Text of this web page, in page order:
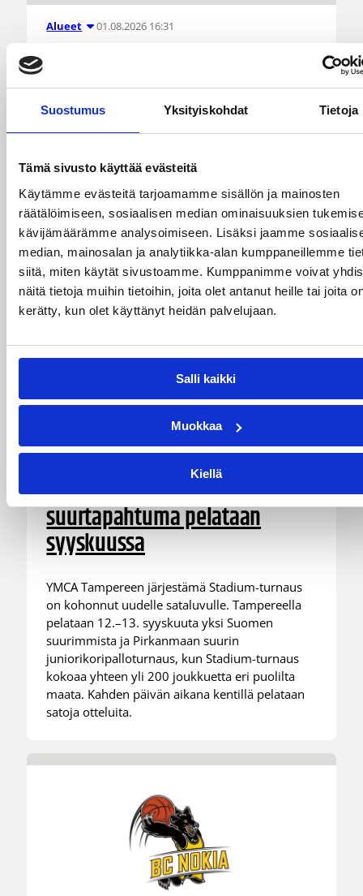
Suostumus Yksityiskohdat Tietoja
Tämä sivusto käyttää evästeitä
Käytämme evästeitä tarjoamamme sisällön ja mainosten
räätälöimiseen, sosiaalisen median ominaisuuksien
kävijämäärämme analysoimiseen. Lisäksi jaamme
median, mainosalan ja analytiikka-alan kumppaneillemme
siitä, miten käytät sivustoamme. Kumppanimme voivat
näitä tietoja muihin tietoihin, joita olet antanut heille tai joita
kerätty, kun olet käyttänyt heidän palvelujaan.
Salli kaikki
Muokkaa
Kiellä
Alueet 01.08.2026 16:31
toiminnanjohtajaksi
BC Nokian toiminnanjohtajana toimii kauden
Alueet 28.07.2026 16:04
Stadium-turnaukseen
Tampereelle yli 200 joukkuetta
– juniorikoripallon
suurtapahtuma pelataan
syyskuussa
YMCA Tampereen järjestämä Stadium-turnaus
on kohonnut uudelle sataluvulle. Tampereella
pelataan 12.–13. syyskuuta yksi Suomen
suurimmista ja Pirkanmaan suurin
juniorikoripalloturnaus, kun Stadium-turnaus
kokoaa yhteen yli 200 joukkuetta eri puolilta
maata. Kahden päivän aikana kentillä pelataan
satoja otteluita.